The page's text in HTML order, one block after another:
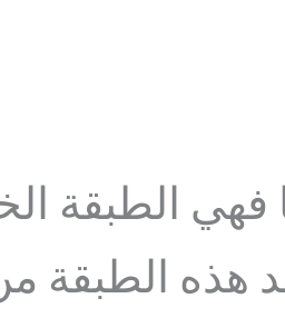
فهي الطبقة
هذه الطبقة